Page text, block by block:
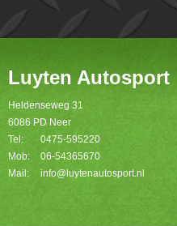
Luyten Autosport
Heldenseweg 31
6086 PD Neer
Tel:
0475-595220
Mob:
06-54365670
Mail:
info@luytenautosport.nl